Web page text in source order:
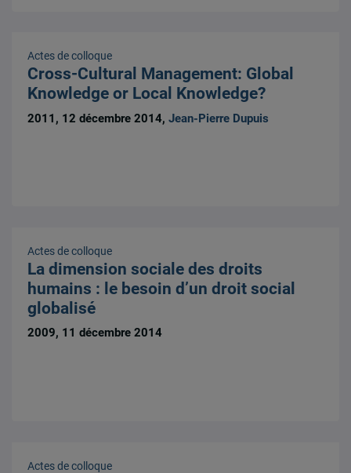
Actes de colloque
Cross-Cultural Management: Global
Knowledge or Local Knowledge?
2011, 12 décembre 2014,Jean-Pierre Dupuis
Actes de colloque
La dimension sociale des droits
humains : le besoin d’un droit social
globalisé
2009, 11 décembre 2014
Actes de colloque